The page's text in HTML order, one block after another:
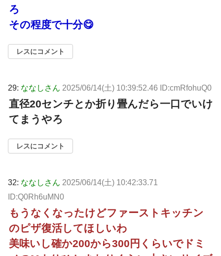
ろ
その程度で十分😋
レスにコメント
29: ななしさん 2025/06/14(土) 10:39:52.46 ID:cmRfohuQ0
直径20センチとか折り畳んだら一口でいけ
てまうやろ
レスにコメント
32: ななしさん 2025/06/14(土) 10:42:33.71
ID:Q0Rh6uMN0
もうなくなったけどファーストキッチン
のピザ復活してほしいわ
美味いし確か200から300円くらいでドミ